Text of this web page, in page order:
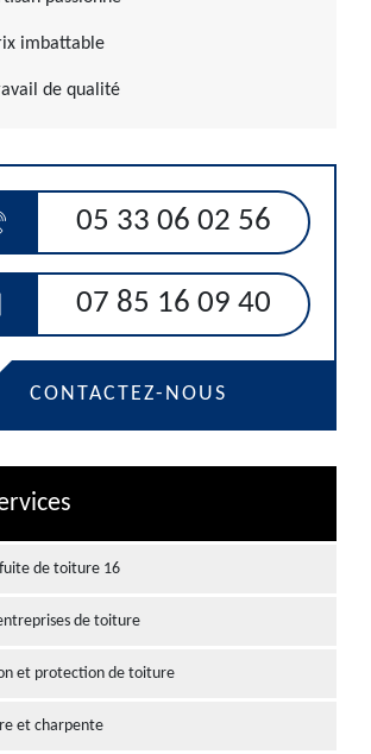
imbattable
de qualité
05 33 06 02 56
07 85 16 09 40
CONTACTEZ-NOUS
de toiture 16
de toiture
et protection de toiture
et charpente